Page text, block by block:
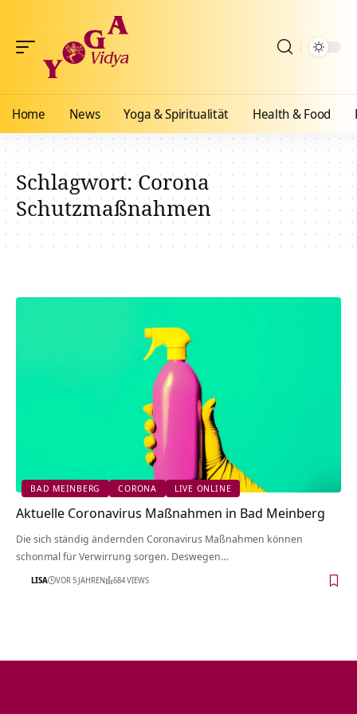
Home News Yoga & Spiritualität Health & Food
Schlagwort:Corona
Schutzmaßnahmen
BAD MEINBERG CORONA LIVE ONLINE
Aktuelle Coronavirus Maßnahmen in Bad Meinberg
Die sich ständig ändernden Coronavirus Maßnahmen können
schonmal für Verwirrung sorgen. Deswegen…
LISA VOR 5 JAHREN 684 VIEWS